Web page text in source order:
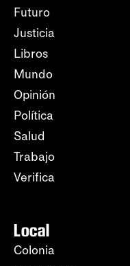
Futuro
Justicia
Libros
Mundo
Opinión
Política
Salud
Trabajo
Verifica
Local
Colonia